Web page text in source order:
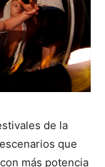
de la
que
más potencia